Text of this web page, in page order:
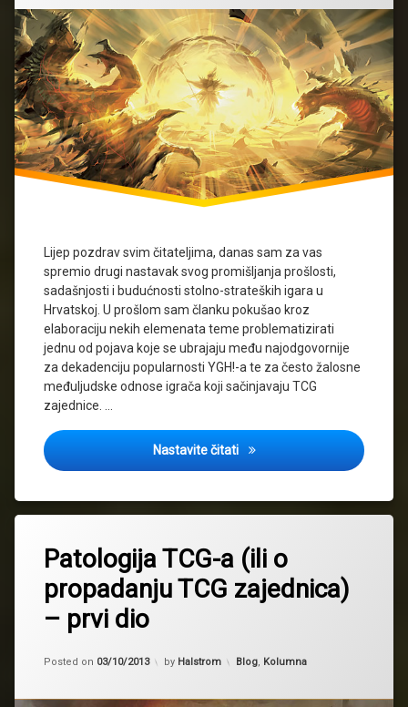
Lijep pozdrav svim čitateljima, danas sam za vas
spremio drugi nastavak svog promišljanja prošlosti,
sadašnjosti i budućnosti stolno-strateških igara u
Hrvatskoj. U prošlom sam članku pokušao kroz
elaboraciju nekih elemenata teme problematizirati
jednu od pojava koje se ubrajaju među najodgovornije
za dekadenciju popularnosti YGH!-a te za često žalosne
međuljudske odnose igrača koji sačinjavaju TCG
zajednice. …
Nastavite čitati Očuvanje TCG zajednica i o
Patologija TCG-a (ili o
propadanju TCG zajednica)
– prvi dio
Posted on 03/10/2013
Updated on 24/11/2013
by Halstrom Kategorije:
Blog, Kolumna